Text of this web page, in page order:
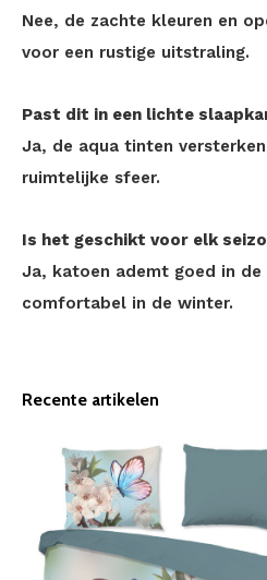
Nee, de zachte kleuren en
voor een rustige uitstraling.
Past dit in een lichte
Ja, de aqua tinten
ruimtelijke sfeer.
Is het geschikt voor elk
Ja, katoen ademt goed in
comfortabel in de winter.
Recente artikelen